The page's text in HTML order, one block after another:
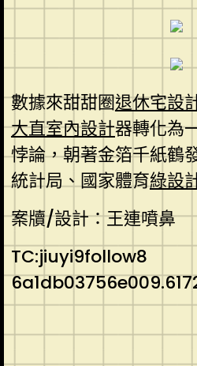
數據來甜甜圈退休宅設
大直室內設計器轉化為
悖論，朝著金箔千紙鶴
統計局、國家體育綠設
案牘/設計：王連噴鼻
TC:jiuyi9follow8